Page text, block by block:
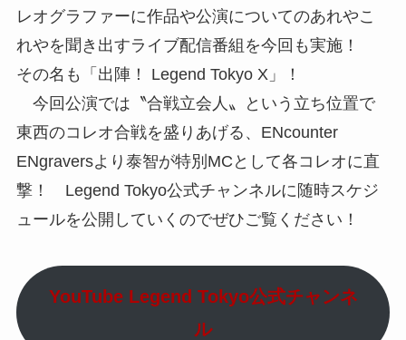
レオグラファーに作品や公演についてのあれやこ
れやを聞き出すライブ配信番組を今回も実施！
その名も「出陣！ Legend Tokyo X」！
今回公演では〝合戦立会人〟という立ち位置で
東西のコレオ合戦を盛りあげる、ENcounter
ENgraversより泰智が特別MCとして各コレオに直
撃！ Legend Tokyo公式チャンネルに随時スケジ
ュールを公開していくのでぜひご覧ください！
YouTube Legend Tokyo公式チャンネ
ル